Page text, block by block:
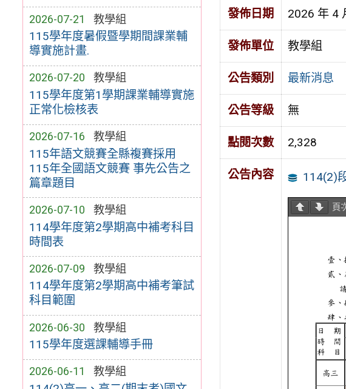
2026-07-21 教學組
115學年度暑假暨學期間課業輔
導實施計畫.
2026-07-20 教學組
115學年度第1學期課業輔導實施
正常化檢核表
2026-07-16 教學組
115年語文競賽全縣複賽採用
115年全國語文競賽 事先公告之
篇章題目
2026-07-10 教學組
114學年度第2學期高中補考科目
時間表
2026-07-09 教學組
114學年度第2學期高中補考筆試
科目範圍
2026-06-30 教學組
115學年度選課輔導手冊
2026-06-11 教學組
發佈日期 2026 年 4
發佈單位 教學組
公告類別 最新消息
公告等級 無
點閱次數 2,328
公告內容 114(2)
頁